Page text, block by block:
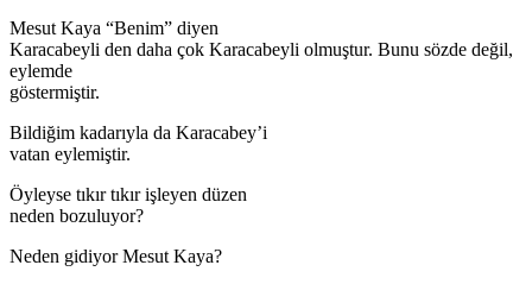
Mesut Kaya “Benim” diyen
Karacabeyli den daha çok Karacabeyli olmuştur. Bunu sözde değil,
eylemde
göstermiştir.
Bildiğim kadarıyla da Karacabey’i
vatan eylemiştir.
Öyleyse tıkır tıkır işleyen düzen
neden bozuluyor?
Neden gidiyor Mesut Kaya?